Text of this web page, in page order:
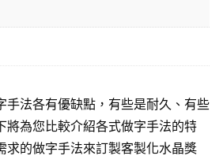
手法各有優缺點，有些是耐久、有些
將為您比較介紹各式做字手法的特
求的做字手法來訂製客製化水晶獎